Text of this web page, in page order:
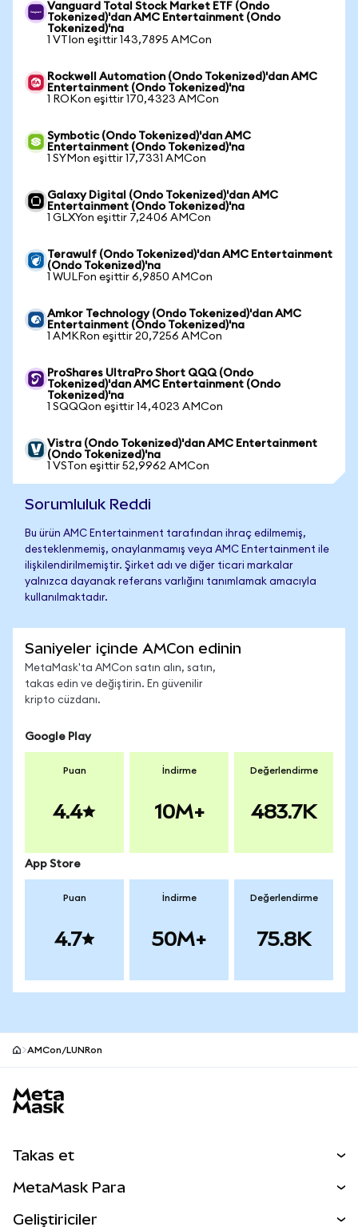
Vanguard Total Stock Market ETF (Ondo
Tokenized)'dan AMC Entertainment (Ondo
Tokenized)'na
1 VTIon eşittir 143,7895 AMCon
Rockwell Automation (Ondo Tokenized)'dan AMC
Entertainment (Ondo Tokenized)'na
1 ROKon eşittir 170,4323 AMCon
Symbotic (Ondo Tokenized)'dan AMC
Entertainment (Ondo Tokenized)'na
1 SYMon eşittir 17,7331 AMCon
Galaxy Digital (Ondo Tokenized)'dan AMC
Entertainment (Ondo Tokenized)'na
1 GLXYon eşittir 7,2406 AMCon
Terawulf (Ondo Tokenized)'dan AMC Entertainment
(Ondo Tokenized)'na
1 WULFon eşittir 6,9850 AMCon
Amkor Technology (Ondo Tokenized)'dan AMC
Entertainment (Ondo Tokenized)'na
1 AMKRon eşittir 20,7256 AMCon
ProShares UltraPro Short QQQ (Ondo
Tokenized)'dan AMC Entertainment (Ondo
Tokenized)'na
1 SQQQon eşittir 14,4023 AMCon
Vistra (Ondo Tokenized)'dan AMC Entertainment
(Ondo Tokenized)'na
1 VSTon eşittir 52,9962 AMCon
Sorumluluk Reddi
Bu ürün AMC Entertainment tarafından ihraç edilmemiş,
desteklenmemiş, onaylanmamış veya AMC Entertainment ile
ilişkilendirilmemiştir. Şirket adı ve diğer ticari markalar
yalnızca dayanak referans varlığını tanımlamak amacıyla
kullanılmaktadır.
Saniyeler içinde AMCon edinin
MetaMask'ta AMCon satın alın, satın,
takas edin ve değiştirin. En güvenilir
kripto cüzdanı.
Google Play
Puan
4.4
İndirme
10M+
Değerlendirme
483.7K
App Store
Puan
4.7
İndirme
50M+
Değerlendirme
75.8K
AMCon/LUNRon
Takas et
MetaMask Para
Geliştiriciler